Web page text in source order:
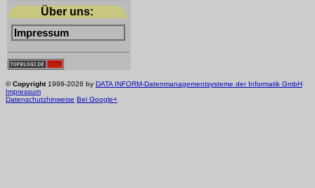
Über uns:
Impressum
©Copyright1998-2026 by DATA INFORM-Datenmanagementsysteme der Informatik GmbH
Impressum
Datenschutzhinweise Bei Google+